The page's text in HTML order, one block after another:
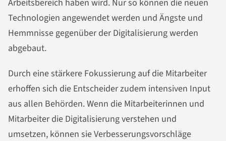
Arbeitsbereich haben wird. Nur so können die neuen
Technologien angewendet werden und Ängste und
Hemmnisse gegenüber der Digitalisierung werden
abgebaut.
Durch eine stärkere Fokussierung auf die Mitarbeiter
erhoffen sich die Entscheider zudem intensiven Input
aus allen Behörden. Wenn die Mitarbeiterinnen und
Mitarbeiter die Digitalisierung verstehen und
umsetzen, können sie Verbesserungsvorschläge